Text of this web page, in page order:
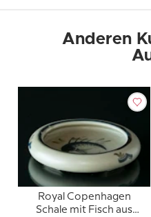
Anderen
Royal Copenhagen
Schale mit Fisch aus